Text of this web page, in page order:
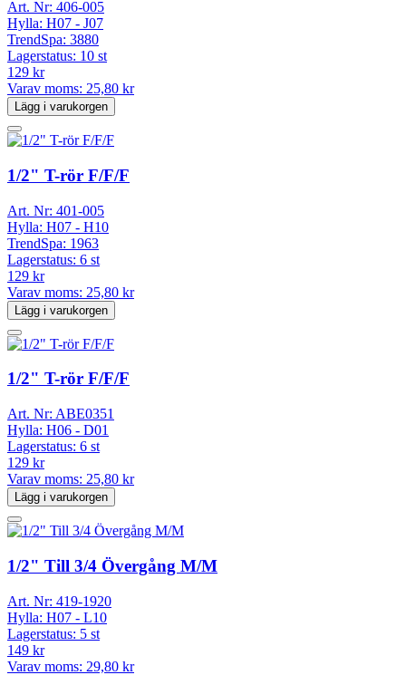
Art. Nr: 406-005
Hylla: H07 - J07
TrendSpa: 3880
Lagerstatus: 10 st
129 kr
Varav moms: 25,80 kr
Lägg i varukorgen
1/2" T-rör F/F/F
Art. Nr: 401-005
Hylla: H07 - H10
TrendSpa: 1963
Lagerstatus: 6 st
129 kr
Varav moms: 25,80 kr
Lägg i varukorgen
1/2" T-rör F/F/F
Art. Nr: ABE0351
Hylla: H06 - D01
Lagerstatus: 6 st
129 kr
Varav moms: 25,80 kr
Lägg i varukorgen
1/2" Till 3/4 Övergång M/M
Art. Nr: 419-1920
Hylla: H07 - L10
Lagerstatus: 5 st
149 kr
Varav moms: 29,80 kr